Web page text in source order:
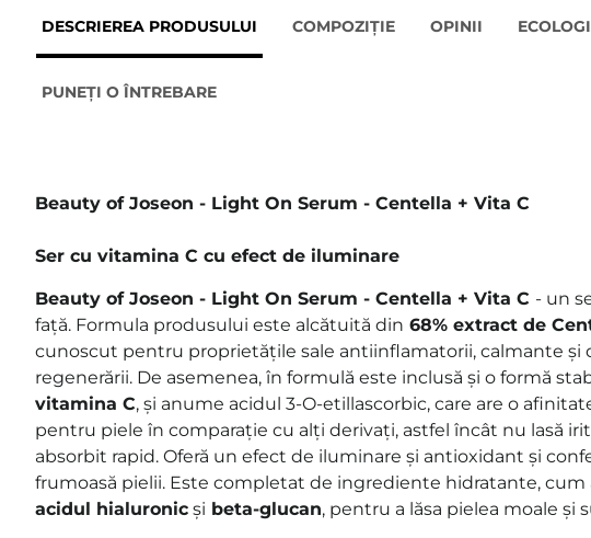
DESCRIEREA PRODUSULUI COMPOZIȚIE OPINII
PUNEȚI O ÎNTREBARE
Beauty of Joseon - Light On Serum - Centella + Vita C
Ser cu vitamina C cu efect de iluminare
Beauty of Joseon - Light On Serum - Centella + Vita C - un
față. Formula produsului este alcătuită din 68% extract de
cunoscut pentru proprietățile sale antiinflamatorii, calmante și
regenerării. De asemenea, în formulă este inclusă și o formă
vitamina C, și anume acidul 3-O-etillascorbic, care are o
pentru piele în comparație cu alți derivați, astfel încât nu lasă
absorbit rapid. Oferă un efect de iluminare și antioxidant și
frumoasă pielii. Este completat de ingrediente hidratante, cum
acidul hialuronic și beta-glucan, pentru a lăsa pielea moale și